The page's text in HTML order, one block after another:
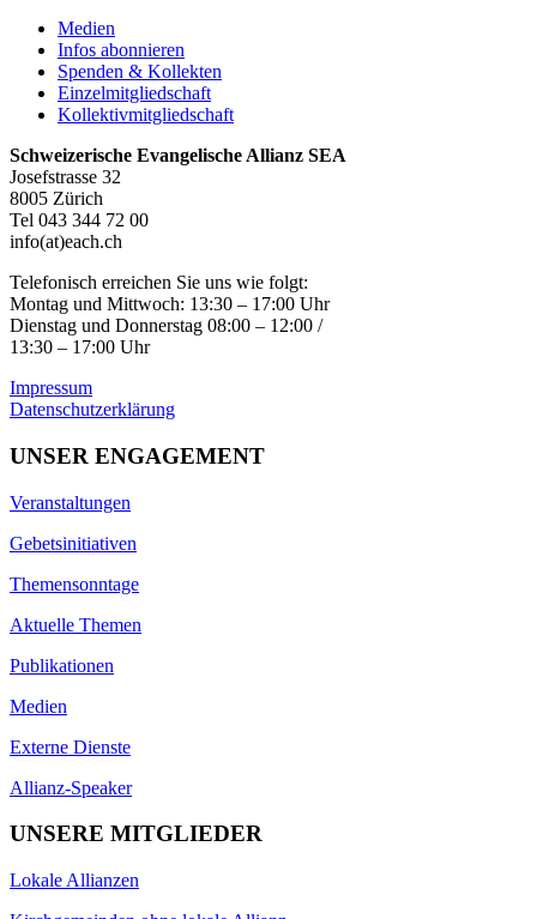
Medien
Infos abonnieren
Spenden & Kollekten
Einzelmitgliedschaft
Kollektivmitgliedschaft
Schweizerische Evangelische Allianz SEA
Josefstrasse 32
8005 Zürich
Tel 043 344 72 00
info(at)each.ch
Telefonisch erreichen Sie uns wie folgt:
Montag und Mittwoch: 13:30 – 17:00 Uhr
Dienstag und Donnerstag 08:00 – 12:00 /
13:30 – 17:00 Uhr
Impressum
Datenschutzerklärung
UNSER ENGAGEMENT
Veranstaltungen
Gebetsinitiativen
Themensonntage
Aktuelle Themen
Publikationen
Medien
Externe Dienste
Allianz-Speaker
UNSERE MITGLIEDER
Lokale Allianzen